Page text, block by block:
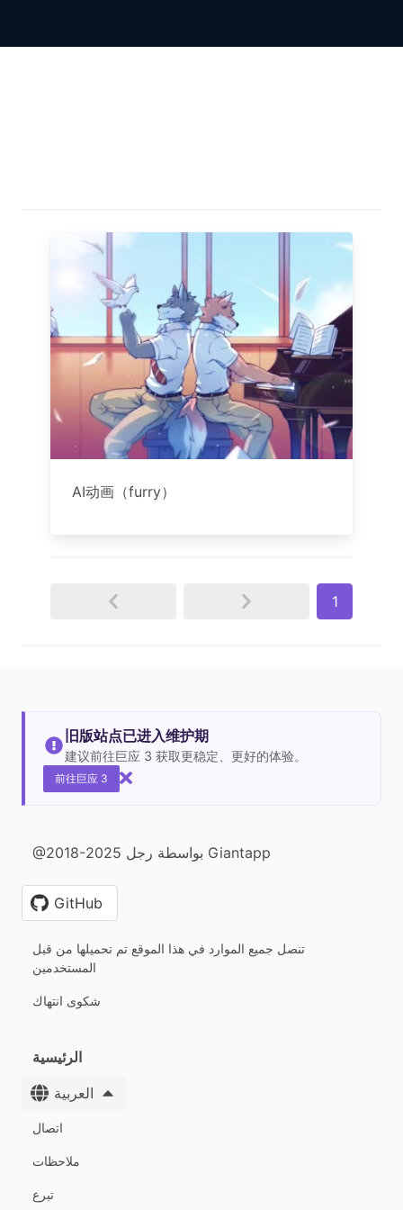
AI动画（furry）
1
旧版站点已进入维护期
建议前往巨应 3 获取更稳定、更好的体验。
前往巨应 3
@2018-2025 بواسطة رجل Giantapp
GitHub
تنصل جميع الموارد في هذا الموقع تم تحميلها من قبل
المستخدمين
شكوى انتهاك
الرئيسية
العربية
اتصال
ملاحظات
تبرع